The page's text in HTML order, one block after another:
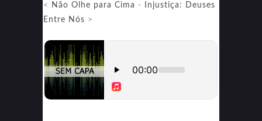
< Não Olhe para Cima -
Injustiça: Deuses
Entre Nós >